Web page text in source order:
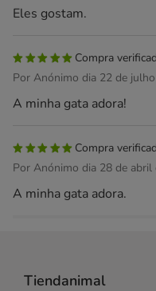
Eles gostam.
Compra
Por Anónimo dia 22 de
A minha gata adora!
Compra
Por Anónimo dia 28 de abril
A minha gata adora.
Tiendanimal